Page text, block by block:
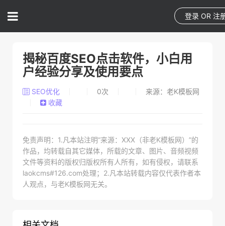
登录 OR 注
揭秘百度SEO点击软件，小白用
户经验分享及使用要点
SEO优化 0次
来源：老K模板网
收藏
免责声明：1.凡本站注明“来源：XXX（非老K模板网）”的
作品，均转载自其它媒体，所载的文章、图片、音频视频
文件等资料的版权归版权所有人所有，如有侵权，请联系
laokcms#126.com处理；2.凡本站转载内容仅代表作者本
人观点，与老K模板网无关。